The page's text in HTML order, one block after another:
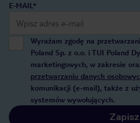
E-MAIL*
Wyrażam zgodę na
Poland Sp. z o.o. i TUI Poland
marketingowych, w zakresie
przetwarzaniu danych
komunikacji (e-mail), także z
systemów wywołujących.